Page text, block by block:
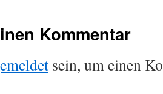
Kommentar
sein, um einen